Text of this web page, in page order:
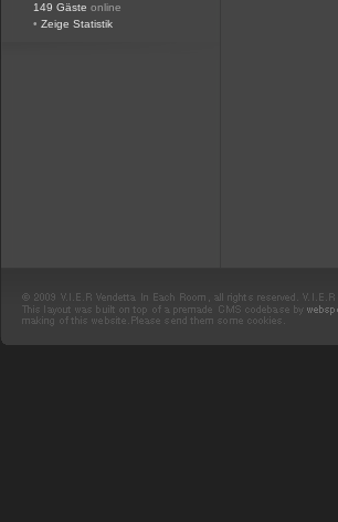
149 Gäste online
• Zeige Statistik